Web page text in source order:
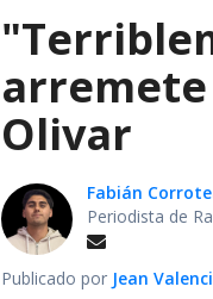
Olivar
Fabián
Periodista de
Publicado por Jean